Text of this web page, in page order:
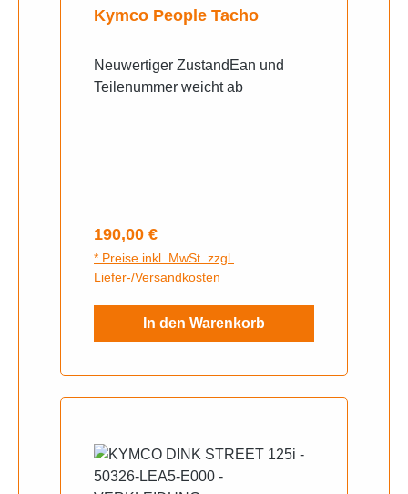
Kymco People Tacho
Neuwertiger ZustandEan und
Teilenummer weicht ab
Regulärer Preis:
190,00 €
* Preise inkl. MwSt. zzgl.
Liefer-/Versandkosten
In den Warenkorb